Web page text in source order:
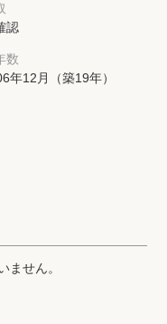
ポリシー
認
数
年12月（築19年）
ません。